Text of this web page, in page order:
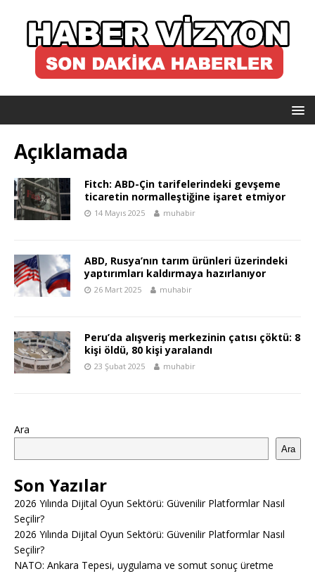
Açıklamada
Fitch: ABD-Çin tarifelerindeki gevşeme
ticaretin normalleştiğine işaret etmiyor
14 Mayıs 2025 muhabir
ABD, Rusya’nın tarım ürünleri üzerindeki
yaptırımları kaldırmaya hazırlanıyor
26 Mart 2025 muhabir
Peru’da alışveriş merkezinin çatısı çöktü: 8
kişi öldü, 80 kişi yaralandı
23 Şubat 2025 muhabir
Ara
Ara
Son Yazılar
2026 Yılında Dijital Oyun Sektörü: Güvenilir Platformlar Nasıl
Seçilir?
2026 Yılında Dijital Oyun Sektörü: Güvenilir Platformlar Nasıl
Seçilir?
NATO: Ankara Tepesi, uygulama ve somut sonuç üretme